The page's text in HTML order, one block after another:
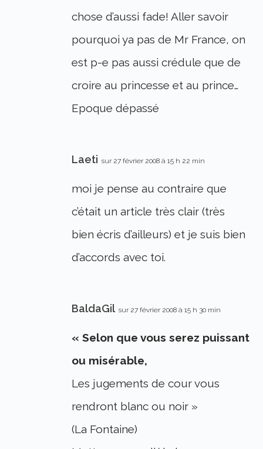
chose d’aussi fade! Aller savoir
pourquoi ya pas de Mr France, on
est p-e pas aussi crédule que de
croire au princesse et au prince…
Epoque dépassé
Laeti sur 27 février 2008 à 15 h 22 min
moi je pense au contraire que
c’était un article très clair (très
bien écris d’ailleurs) et je suis bien
d’accords avec toi.
BaldaGil sur 27 février 2008 à 15 h 30 min
« Selon que vous serez puissant
ou misérable,
Les jugements de cour vous
rendront blanc ou noir »
(La Fontaine)